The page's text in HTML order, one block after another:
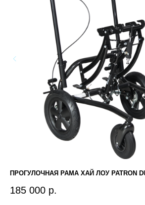
ПРОГУЛОЧНАЯ РАМА ХАЙ ЛОУ PATRON
185 000 р.